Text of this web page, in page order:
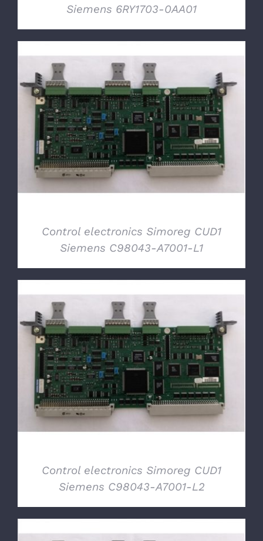
Siemens 6RY1703-0AA01
DETTAGLI
Control electronics Simoreg CUD1
Siemens C98043-A7001-L1
DETTAGLI
Control electronics Simoreg CUD1
Siemens C98043-A7001-L2